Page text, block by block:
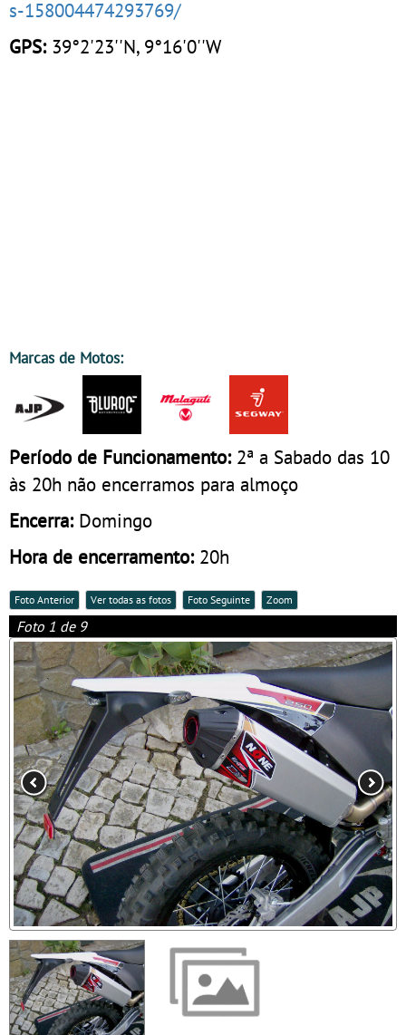
s-158004474293769/
GPS:39°2'23''N, 9°16'0''W
Marcas de Motos:
Período de Funcionamento: 2ª a Sabado das 10
às 20h não encerramos para almoço
Encerra: Domingo
Hora de encerramento: 20h
Foto Anterior Ver todas as fotos Foto Seguinte Zoom
Foto 1 de 9